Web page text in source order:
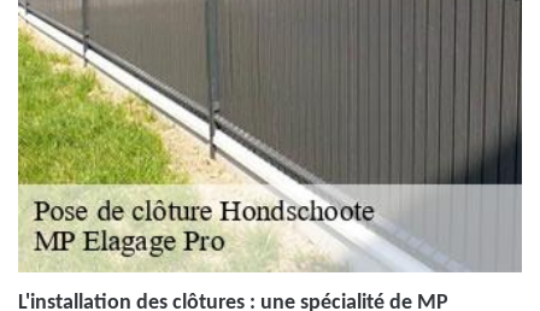
L'installation des clôtures : une spécialité de MP